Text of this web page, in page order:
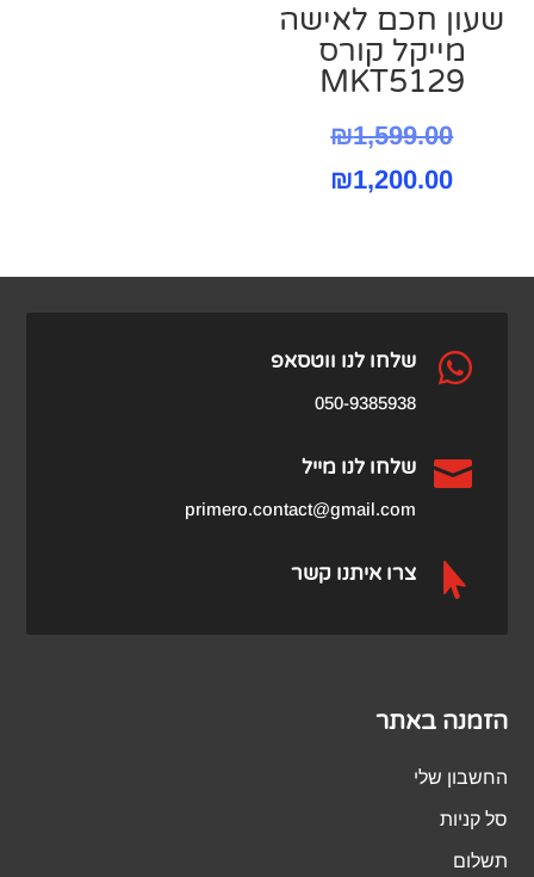
שעון חכם לאישה
מייקל קורס
MKT5129
₪1,599.00
המחיר
₪1,200.00
 שלחו לנו ווטסאפ
050-9385938
 שלחו לנו מייל
primero.contact@gmail.com
 צרו איתנו קשר
הזמנה באתר
החשבון שלי
סל קניות
תשלום